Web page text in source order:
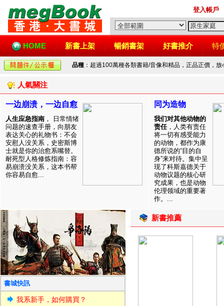
登入帳戶
HOME 新書上架 暢銷書架 好書推介 特
品種 ：超過100萬種各類書籍/音像和精品，正品正價，
人氣關注
一边崩溃，一边自愈
人生应急指南 ， 日常情绪
问题的速查手册，向朋友
表达关心的礼物书：不会
安慰人没关系，史密斯博
士就是你的治愈系嘴替。
耐死型人格修炼指南：容
易崩溃没关系，这本书帮
你容易自愈...
同为造物
我们对其他动物的
责任，人类有责任
将一切有感受能力
的动物，都作为康
德所说的“目的自
身”来对待。集中呈
现了科斯嘉德关于
动物议题的核心研
究成果，也是动物
伦理领域的重要著
作。...
書城快訊
我系新手，如何購買？
新書推薦